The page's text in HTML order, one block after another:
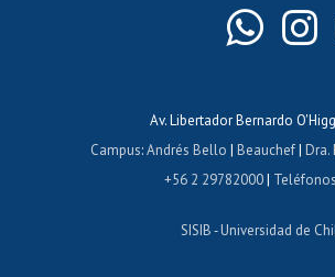
Av. Libertador Bernardo
Campus:Andrés Bello | Beauchef| Dra.
+56 2 29782000|
SISIB -Universidad de